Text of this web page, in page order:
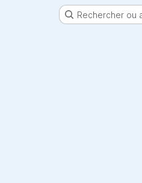
Rechercher ou